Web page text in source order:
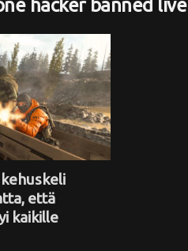
hacker banned live
että
kaikille